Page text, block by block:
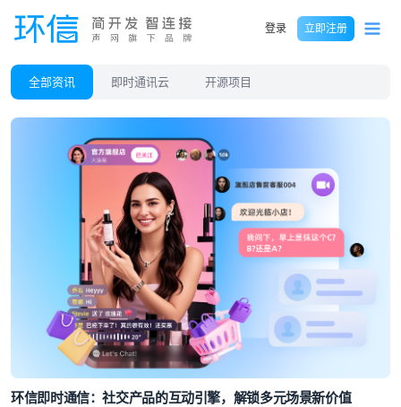
登录 立即注册
全部资讯 即时通讯云 开源项目
环信即时通信：社交产品的互动引擎，解锁多元场景新价值